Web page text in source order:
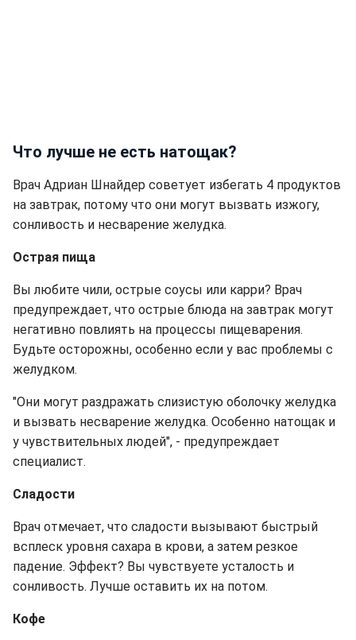
Что лучше не есть натощак?
Врач Адриан Шнайдер советует избегать 4 продуктов
на завтрак, потому что они могут вызвать изжогу,
сонливость и несварение желудка.
Острая пища
Вы любите чили, острые соусы или карри? Врач
предупреждает, что острые блюда на завтрак могут
негативно повлиять на процессы пищеварения.
Будьте осторожны, особенно если у вас проблемы с
желудком.
"Они могут раздражать слизистую оболочку желудка
и вызвать несварение желудка. Особенно натощак и
у чувствительных людей", - предупреждает
специалист.
Сладости
Врач отмечает, что сладости вызывают быстрый
всплеск уровня сахара в крови, а затем резкое
падение. Эффект? Вы чувствуете усталость и
сонливость. Лучше оставить их на потом.
Кофе